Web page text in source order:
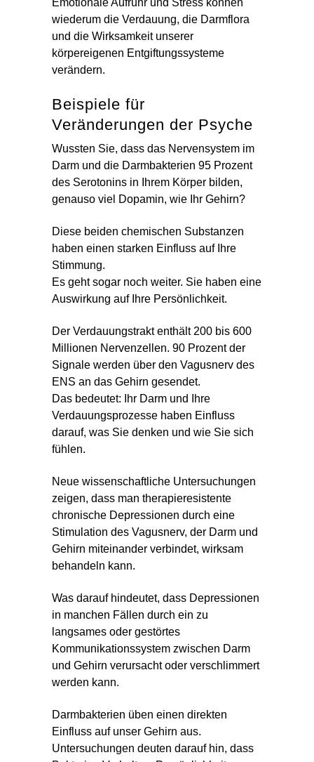
Emotionale Aufruhr und Stress können
wiederum die Verdauung, die Darmflora
und die Wirksamkeit unserer
körpereigenen Entgiftungssysteme
verändern.
Beispiele für
Veränderungen der Psyche
Wussten Sie, dass das Nervensystem im
Darm und die Darmbakterien 95 Prozent
des Serotonins in Ihrem Körper bilden,
genauso viel Dopamin, wie Ihr Gehirn?
Diese beiden chemischen Substanzen
haben einen starken Einfluss auf Ihre
Stimmung.
Es geht sogar noch weiter. Sie haben eine
Auswirkung auf Ihre Persönlichkeit.
Der Verdauungstrakt enthält 200 bis 600
Millionen Nervenzellen. 90 Prozent der
Signale werden über den Vagusnerv des
ENS an das Gehirn gesendet.
Das bedeutet: Ihr Darm und Ihre
Verdauungsprozesse haben Einfluss
darauf, was Sie denken und wie Sie sich
fühlen.
Neue wissenschaftliche Untersuchungen
zeigen, dass man therapieresistente
chronische Depressionen durch eine
Stimulation des Vagusnerv, der Darm und
Gehirn miteinander verbindet, wirksam
behandeln kann.
Was darauf hindeutet, dass Depressionen
in manchen Fällen durch ein zu
langsames oder gestörtes
Kommunikationssystem zwischen Darm
und Gehirn verursacht oder verschlimmert
werden kann.
Darmbakterien üben einen direkten
Einfluss auf unser Gehirn aus.
Untersuchungen deuten darauf hin, dass